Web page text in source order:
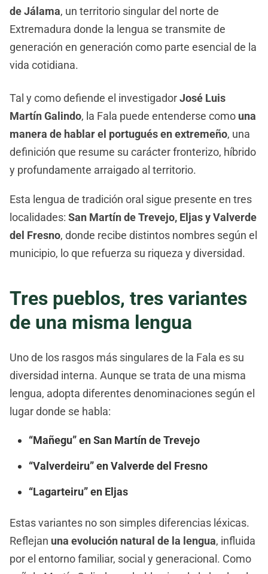
de Jálama, un territorio singular del norte de
Extremadura donde la lengua se transmite de
generación en generación como parte esencial de la
vida cotidiana.
Tal y como defiende el investigadorJosé Luis
Martín Galindo, la Fala puede entenderse como una
manera de hablar el portugués en extremeño, una
definición que resume su carácter fronterizo, híbrido
y profundamente arraigado al territorio.
Esta lengua de tradición oral sigue presente en tres
localidades: San Martín de Trevejo, Eljas y Valverde
del Fresno, donde recibe distintos nombres según el
municipio, lo que refuerza su riqueza y diversidad.
Tres pueblos, tres variantes
de una misma lengua
Uno de los rasgos más singulares de la Fala es su
diversidad interna. Aunque se trata de una misma
lengua, adopta diferentes denominaciones según el
lugar donde se habla:
“Mañegu” en San Martín de Trevejo
“Valverdeiru” en Valverde del Fresno
“Lagarteiru” en Eljas
Estas variantes no son simples diferencias léxicas.
Reflejan una evolución natural de la lengua, influida
por el entorno familiar, social y generacional. Como